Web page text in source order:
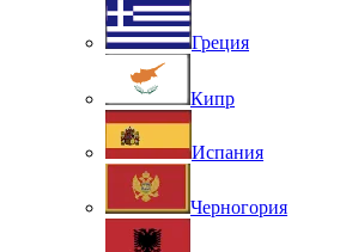
Греция
Кипр
Испания
Черногория